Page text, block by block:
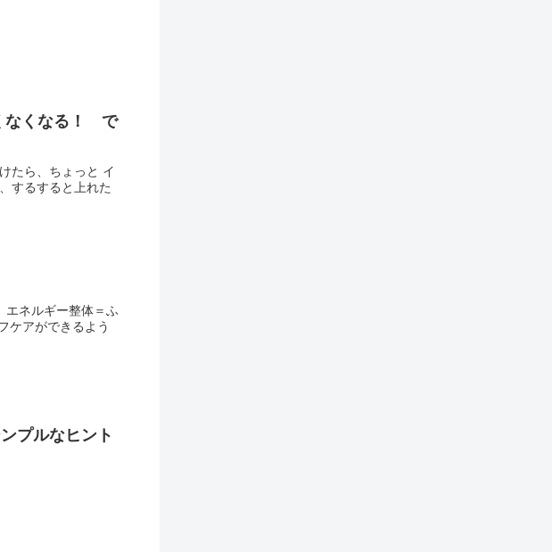
なくなる！ で
たら、ちょっと イ
エネルギー整体＝ふ
プルなヒント